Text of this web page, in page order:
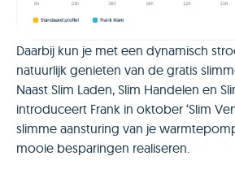
Daarbij kun je met een dynamisch
natuurlijk genieten van de gratis
Naast Slim Laden, Slim Handelen en
introduceert Frank in oktober ‘Slim
slimme aansturing van je
mooie besparingen realiseren.